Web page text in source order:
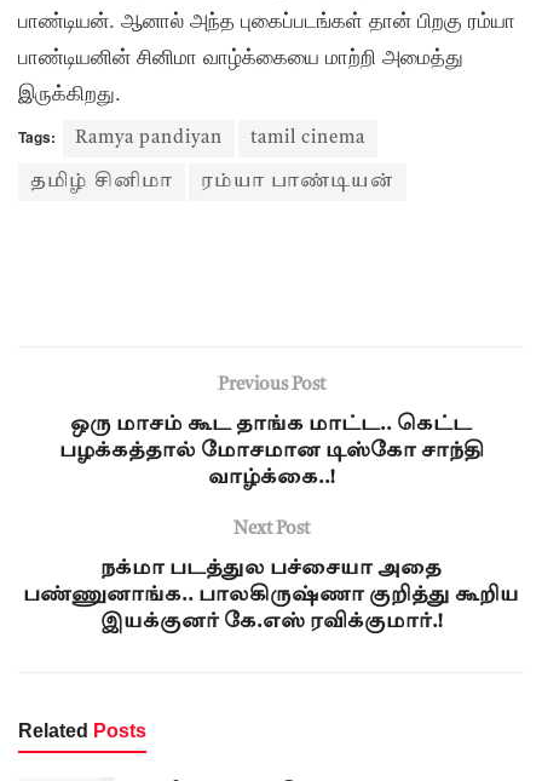
பாண்டியன். ஆனால் அந்த புகைப்படங்கள் தான் பிறகு ரம்யா
பாண்டியனின் சினிமா வாழ்க்கையை மாற்றி அமைத்து
இருக்கிறது.
Tags: Ramya pandiyan tamil cinema
தமிழ் சினிமா ரம்யா பாண்டியன்
Previous Post
ஒரு மாசம் கூட தாங்க மாட்ட.. கெட்ட
பழக்கத்தால் மோசமான டிஸ்கோ சாந்தி
வாழ்க்கை..!
Next Post
நக்மா படத்துல பச்சையா அதை
பண்ணுனாங்க.. பாலகிருஷ்ணா குறித்து கூறிய
இயக்குனர் கே.எஸ் ரவிக்குமார்.!
Related Posts